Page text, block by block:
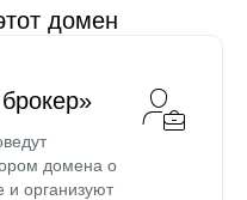
домен
домена о
и организуют